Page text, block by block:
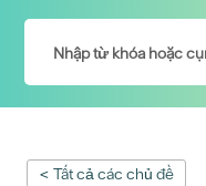
< Tất cả các chủ đề